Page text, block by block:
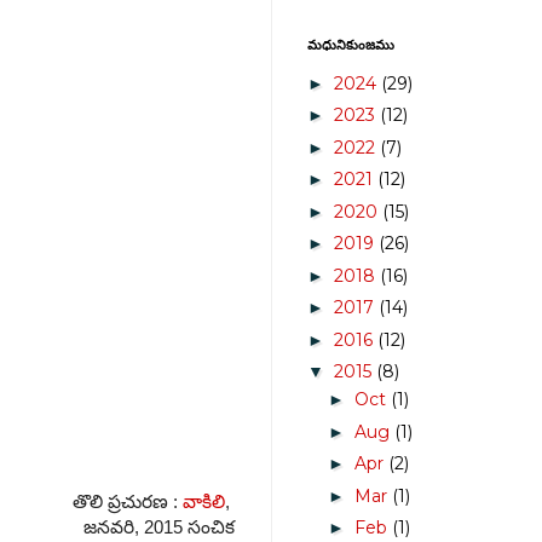
తొలి ప్రచురణ : వాకిలి,
జనవరి, 2015 సంచిక
మధునికుంజము
► 2024 (29)
► 2023 (12)
► 2022 (7)
► 2021 (12)
► 2020 (15)
► 2019 (26)
► 2018 (16)
► 2017 (14)
► 2016 (12)
▼ 2015 (8)
► Oct (1)
► Aug (1)
► Apr (2)
► Mar (1)
► Feb (1)